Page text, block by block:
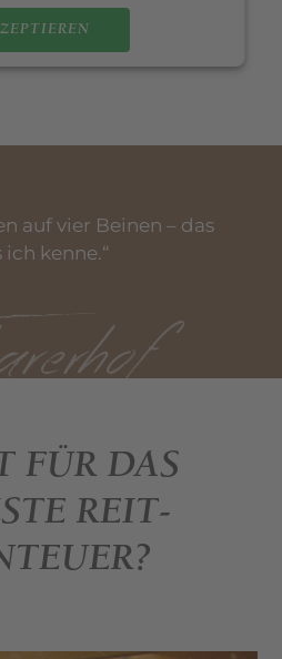
auf vier Beinen – das
kenne.“
FÜR DAS
REIT­